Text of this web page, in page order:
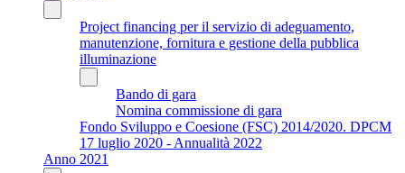
Project financing per il servizio di adeguamento,
manutenzione, fornitura e gestione della pubblica
illuminazione
Bando di gara
Nomina commissione di gara
Fondo Sviluppo e Coesione (FSC) 2014/2020. DPCM
17 luglio 2020 - Annualità 2022
Anno 2021